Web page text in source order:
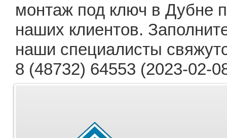
монтаж под ключ в Дубне
наших клиентов.
наши специалисты
8 (48732) 64553 (2023-02-